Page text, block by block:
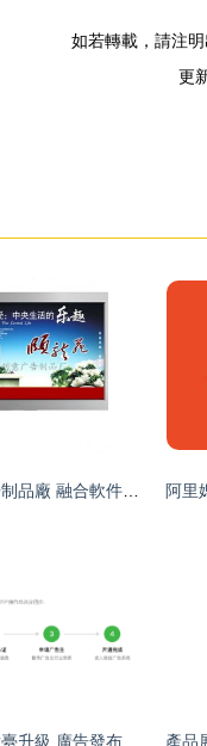
如若轉載，請注
更